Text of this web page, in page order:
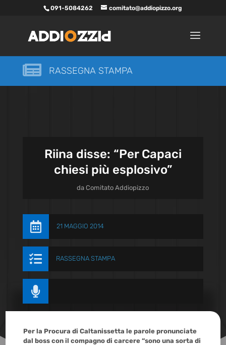
091-5084262 comitato@addiopizzo.org
 RASSEGNA STAMPA
Riina disse: “Per Capaci
chiesi più esplosivo”
daComitato Addiopizzo
 21 MAGGIO 2014
 RASSEGNA STAMPA

Per la Procura di Caltanissetta le parole pronunciate
dal boss con il compagno di carcere “sono una sorta di